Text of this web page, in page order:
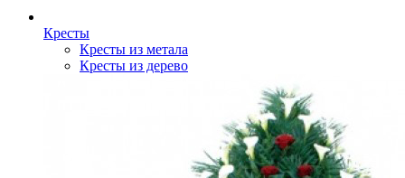
Кресты
Кресты из метала
Кресты из дерево